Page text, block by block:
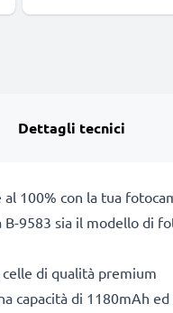
Dettagli tecnici
100% con la tua
9583 sia il modello di
di qualità premium
capacità di 1180mAh